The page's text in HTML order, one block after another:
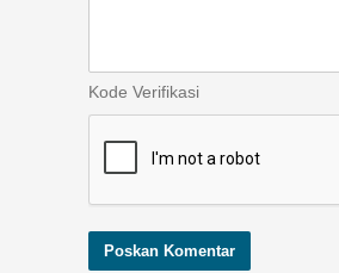
Kode Verifikasi